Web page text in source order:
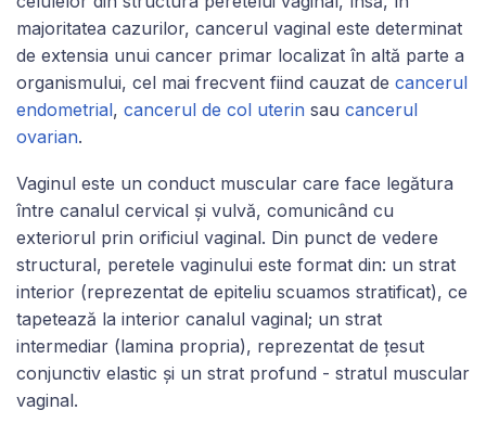
majoritatea cazurilor, cancerul vaginal este determinat
de extensia unui cancer primar localizat în altă parte a
organismului, cel mai frecvent fiind cauzat de cancerul
endometrial, cancerul de col uterin sau cancerul
ovarian.
Vaginul este un conduct muscular care face legătura
între canalul cervical și vulvă, comunicând cu
exteriorul prin orificiul vaginal. Din punct de vedere
structural, peretele vaginului este format din: un strat
interior (reprezentat de epiteliu scuamos stratificat), ce
tapetează la interior canalul vaginal; un strat
intermediar (lamina propria), reprezentat de țesut
conjunctiv elastic și un strat profund - stratul muscular
vaginal.